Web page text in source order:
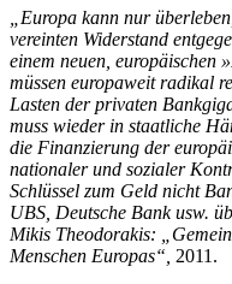
„Europa kann nur überleben,
vereinten Widerstand
einem neuen, europäischen
müssen europaweit radikal
Lasten der privaten
muss wieder in staatliche
die Finanzierung der
nationalerund sozialer
Schlüssel zum Geld nicht
UBS, Deutsche Bank usw.
Mikis Theodorakis:
Menschen Europas“, 2011.